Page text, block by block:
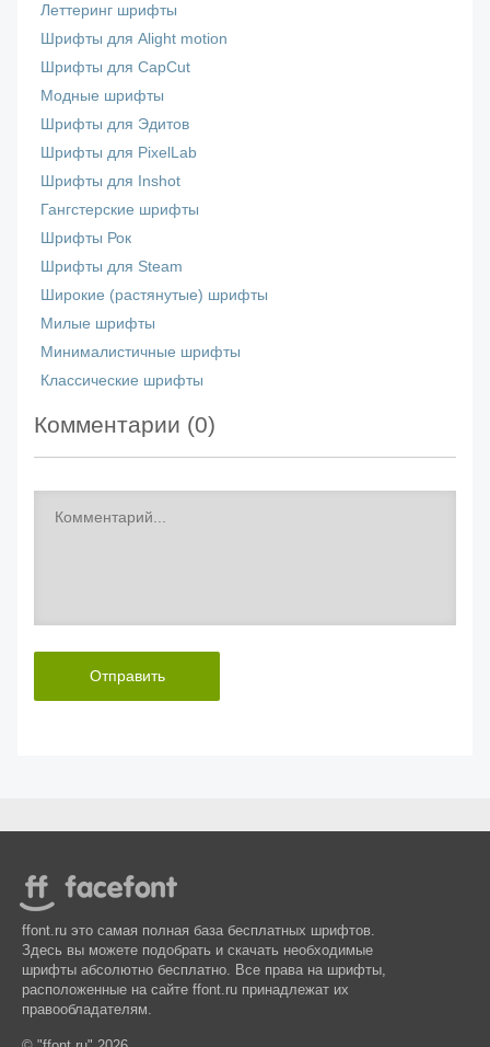
Леттеринг шрифты
Шрифты для Alight motion
Шрифты для CapCut
Модные шрифты
Шрифты для Эдитов
Шрифты для PixelLab
Шрифты для Inshot
Гангстерские шрифты
Шрифты Рок
Шрифты для Steam
Широкие (растянутые) шрифты
Милые шрифты
Минималистичные шрифты
Классические шрифты
Комментарии (0)
Отправить
ffont.ru это самая полная база бесплатных шрифтов.
Здесь вы можете подобрать и скачать необходимые
шрифты абсолютно бесплатно. Все права на шрифты,
расположенные на сайте ffont.ru принадлежат их
правообладателям.